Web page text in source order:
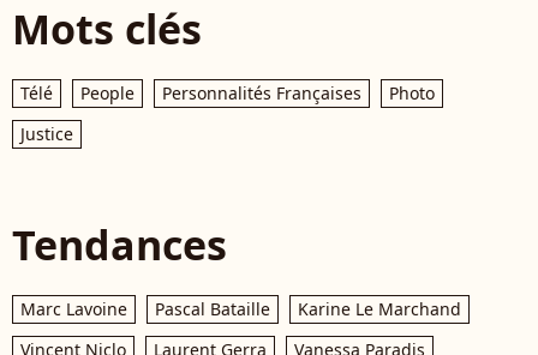
Mots clés
Télé People Personnalités Françaises
Photo
Justice
Tendances
Marc Lavoine Pascal Bataille
Karine Le Marchand
Vincent Niclo
Laurent Gerra
Vanessa Paradis